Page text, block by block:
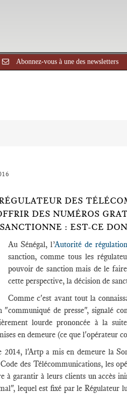
Abonnez-vous à une des newsletters
DES
DES NUMÉROS
: EST-CE
Au Sénégal, l’Autorité de
sanction, comme tous les
pouvoir de sanction mais de le
cette perspective, la décision de
Comme c'est avant tout la
de presse", signalé
lourde prononcée à la
en demeure (ce que l'opérateur
l'Artp a mis en demeure la
des Télécommunications, les
à garantir à leurs clients un accès
lequel est fixé par le